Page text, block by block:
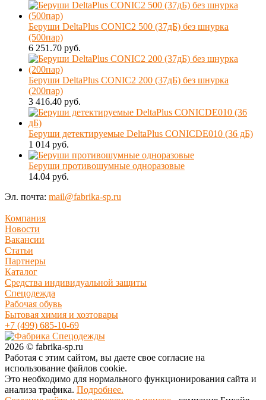
Беруши DeltaPlus CONIC2 500 (37дБ) без шнурка
(500пар)
6 251.70 руб.
Беруши DeltaPlus CONIC2 200 (37дБ) без шнурка
(200пар)
3 416.40 руб.
Беруши детектируемые DeltaPlus CONICDE010 (36 дБ)
1 014 руб.
Беруши противошумные одноразовые
14.04 руб.
Эл. почта: mail@fabrika-sp.ru
Компания
Новости
Вакансии
Статьи
Партнеры
Каталог
Средства индивидуальной защиты
Спецодежда
Рабочая обувь
Бытовая химия и хозтовары
+7 (499) 685-10-69
2026 © fabrika-sp.ru
Работая с этим сайтом, вы даете свое согласие на
использование файлов cookie.
Это необходимо для нормального функционирования сайта и
анализа трафика. Подробнее.